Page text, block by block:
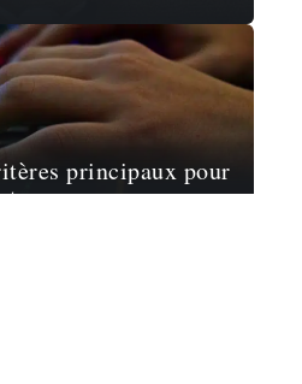
principaux pour
pour son